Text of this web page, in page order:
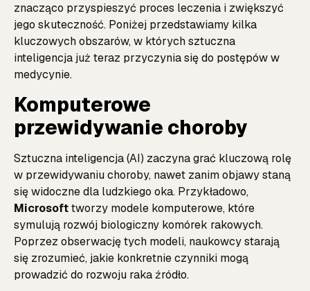
znacząco przyspieszyć proces leczenia i zwiększyć
jego skuteczność. Poniżej przedstawiamy kilka
kluczowych obszarów, w których sztuczna
inteligencja już teraz przyczynia się do postępów w
medycynie.
Komputerowe
przewidywanie choroby
Sztuczna inteligencja (AI) zaczyna grać kluczową rolę
w przewidywaniu choroby, nawet zanim objawy staną
się widoczne dla ludzkiego oka. Przykładowo,
Microsofttworzy modele komputerowe, które
symulują rozwój biologiczny komórek rakowych.
Poprzez obserwację tych modeli, naukowcy starają
się zrozumieć, jakie konkretnie czynniki mogą
prowadzić do rozwoju rakaźródło.